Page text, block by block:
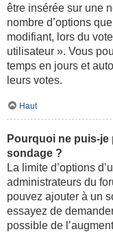
être insérée sur une
nombre d’options
modifiant, lors du
utilisateur ». Vous
temps en jours et
leurs votes.
Haut
Pourquoi ne puis-je
sondage ?
La limite d’options
administrateurs du
pouvez ajouter à un
essayez de
possible de